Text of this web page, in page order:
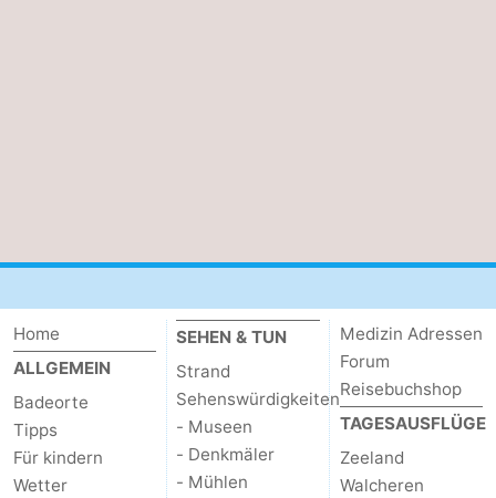
Home
ALLGEMEIN
Badeorte
Tipps
Für kindern
Wetter
SEHEN & TUN
Strand
Sehenswürdigkeiten
- Museen
- Denkmäler
- Mühlen
Medizin Adressen
Forum
Reisebuchshop
TAGESAUSFLÜGE
Zeeland
Walcheren